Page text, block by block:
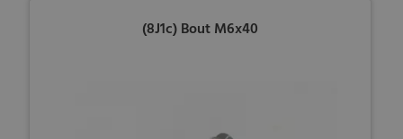
(8J1c) Bout M6x40